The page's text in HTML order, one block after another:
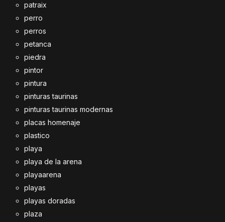
patraix
perro
perros
petanca
piedra
pintor
pintura
pinturas taurinas
pinturas taurinas modernas
placas homenaje
plastico
playa
playa de la arena
playaarena
playas
playas doradas
plaza